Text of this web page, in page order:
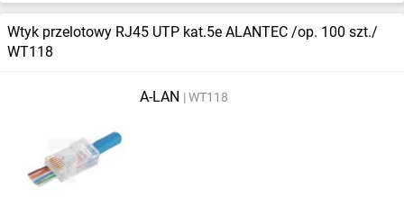
Wtyk przelotowy RJ45 UTP kat.5e ALANTEC /op. 100 szt./
WT118
A-LAN WT118